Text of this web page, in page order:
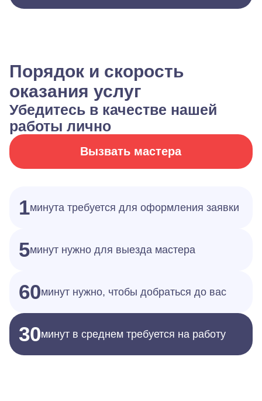
Порядок и скорость
оказания услуг
Убедитесь в качестве нашей
работы лично
Вызвать мастера
1минута требуется для оформления заявки
5минут нужно для выезда мастера
60минут нужно, чтобы добраться до вас
30минут в среднем требуется на работу